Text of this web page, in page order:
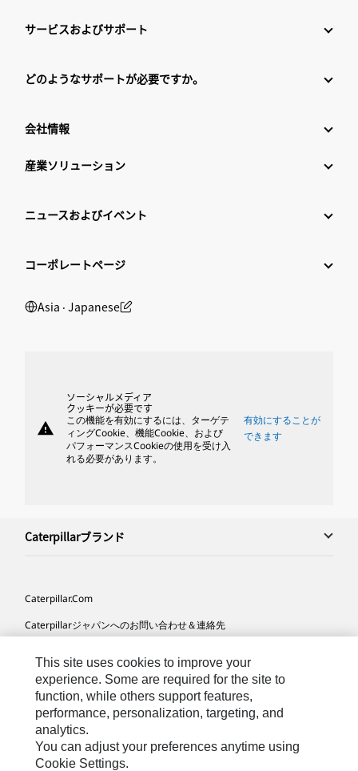
サービスおよびサポート
どのようなサポートが必要ですか。
会社情報
産業ソリューション
ニュースおよびイベント
コーポレートページ
Asia ‧ Japanese
warning
ソーシャルメディア
クッキーが必要です
この機能を有効にするには、ターゲテ
ィングCookie、機能Cookie、および
パフォーマンスCookieの使用を受け入
れる必要があります。
有効にすることが
できます
Caterpillarブランド
Caterpillar.com
Caterpillarジャパンへのお問い合わせ＆連絡先
サイト･マップ
Cookie Settings
法的事項
プライバシー
This site uses cookies to improve your
experience. Some are required for the site to
function, while others support features,
performance, personalization, targeting, and
analytics.
You can adjust your preferences anytime using
Cookie Settings.